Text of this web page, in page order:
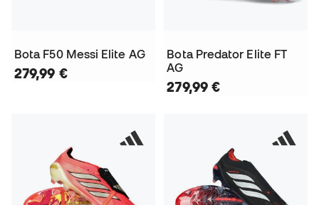
Bota F50 Messi Elite AG
279,99 €
Bota Predator Elite FT
AG
279,99 €